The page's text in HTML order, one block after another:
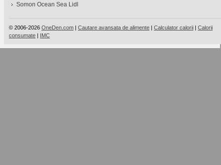
Somon Ocean Sea Lidl
© 2006-2026 OneDen.com | Cautare avansata de alimente | Calculator calorii | Calorii
consumate | IMC